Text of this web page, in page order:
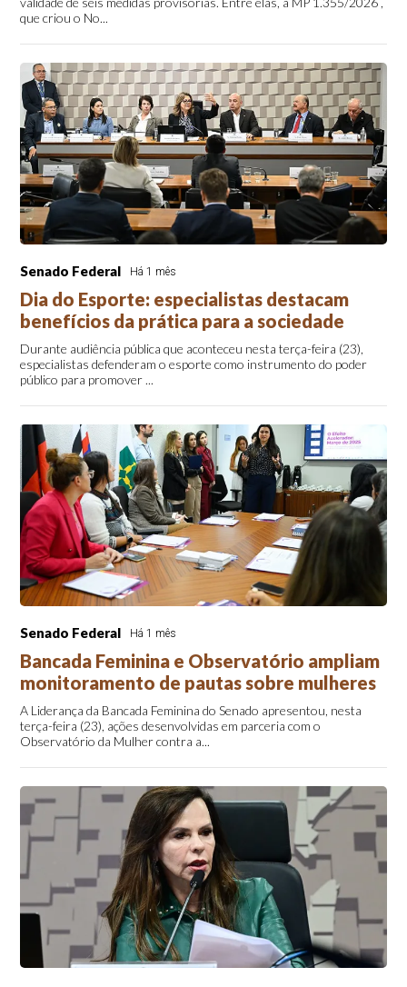
que criou o No...
Senado Federal Há 1 mês
Dia do Esporte: especialistas destacam
benefícios da prática para a sociedade
Durante audiência pública que aconteceu nesta terça-feira (23),
especialistas defenderam o esporte como instrumento do poder
público para promover ...
Senado Federal Há 1 mês
Bancada Feminina e Observatório ampliam
monitoramento de pautas sobre mulheres
A Liderança da Bancada Feminina do Senado apresentou, nesta
terça-feira (23), ações desenvolvidas em parceria com o
Observatório da Mulher contra a...